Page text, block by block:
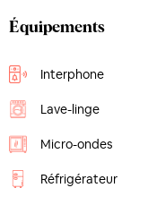
Équipements
Interphone
Lave-linge
Micro-ondes
Réfrigérateur